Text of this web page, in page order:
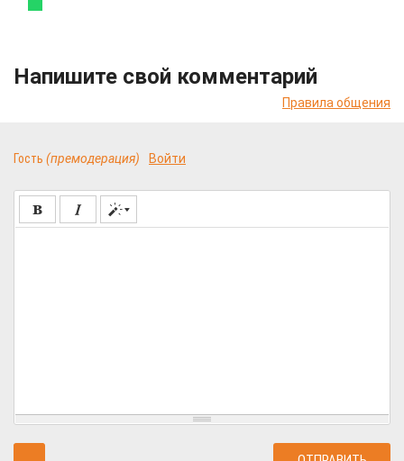
Напишите свой комментарий
Правила общения
Гость (премодерация) Войти